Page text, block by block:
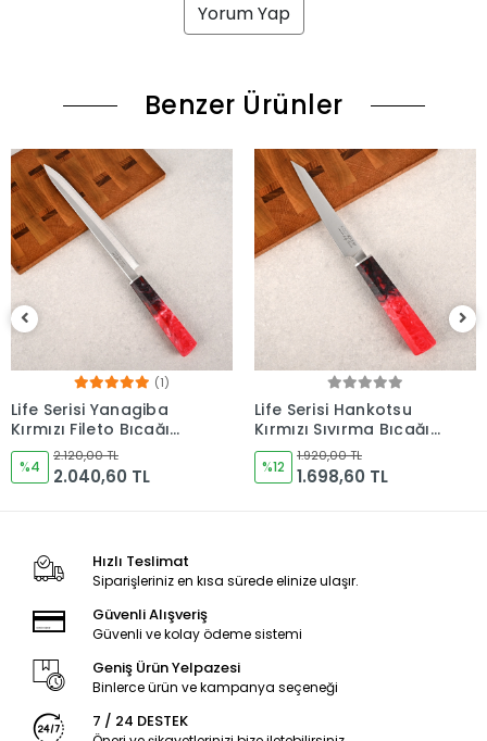
Yorum Yap
Benzer Ürünler
Life Serisi Hankotsu
Kırmızı Sıyırma Bıçağı
160mm Namlu -
Kocakaya Bıçakları
%12
1.920,00 TL
1.698,60 TL
Life Serisi Fileto Kırmızı
Bıçağı 210mm Namlu -
Kocakaya Bıçakları
%9
2.120,00 TL
1.926,60 TL
Hızlı Teslimat
Siparişleriniz en kısa sürede elinize ulaşır.
Güvenli Alışveriş
Güvenli ve kolay ödeme sistemi
Geniş Ürün Yelpazesi
Binlerce ürün ve kampanya seçeneği
7 / 24 DESTEK